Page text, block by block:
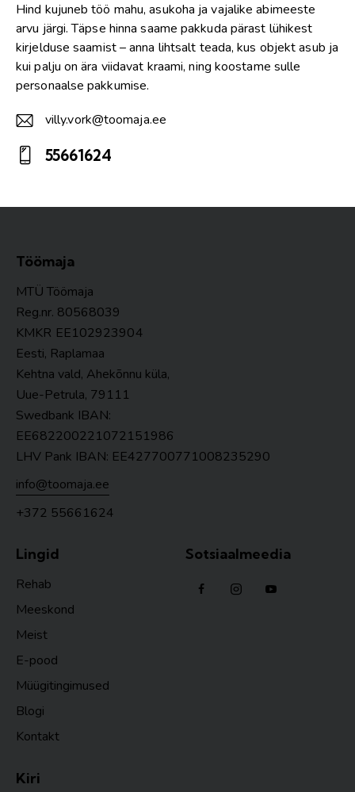
Hind kujuneb töö mahu, asukoha ja vajalike abimeeste
arvu järgi. Täpse hinna saame pakkuda pärast lühikest
kirjelduse saamist – anna lihtsalt teada, kus objekt asub ja
kui palju on ära viidavat kraami, ning koostame sulle
personaalse pakkumise.
E-
m
villy.vork@toomaja.ee
on
55661624
Töömaja
MTÜ Töömaja
Reg.nr. 80568039
KMKR EE102923904
Eesti, Raplamaa
Kehtna vald, Ahekõnnu küla,
Uue-Petrula, 79111
Swedbank IBAN:
EE682200221072151986
LHV Pank IBAN: EE427700771008235290
info@toomaja.ee
+372 55661624
Lingid
Rehab
Meeskond
Meist
E-pood
Müügitingimused
Blogi
Kontakt
Sotsiaalmeedia
Kiri